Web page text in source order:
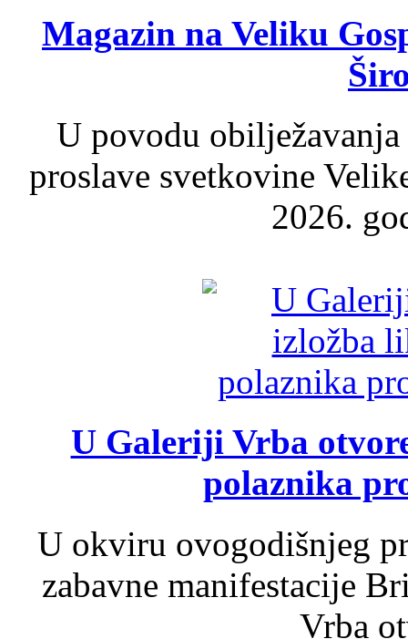
Magazin na Veliku
U povodu
proslave svetkovine
2026.
U Galeriji Vrba
polaznika
U okviru ovogodišnjeg
zabavne manifestacije
Vrba